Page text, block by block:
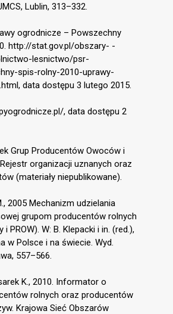
Lublin, 313–332.
ogrodnicze – Powszechny
http://stat.gov.pl/obszary- -
lesnictwo/psr-
spis-rolny-2010-uprawy-
data dostępu 3 lutego 2015.
, data dostępu 2
Grup Producentów Owoców i
organizacji uznanych oraz
(materiały niepublikowane).
2005 Mechanizm udzielania
grupom producentów rolnych
PROW). W: B. Klepacki i in. (red.),
w Polsce i na świecie. Wyd.
557–566.
K., 2010. Informator o
rolnych oraz producentów
Krajowa Sieć Obszarów